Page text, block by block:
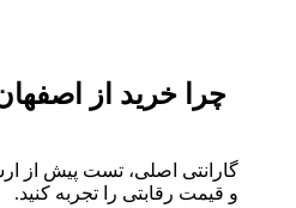
چرا خرید از
گارانتی اصلی، تست پیش از
و قیمت رقابتی را تجربه کنید.